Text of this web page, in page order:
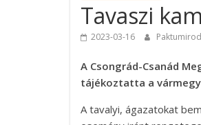
Tavaszi
2023-03-16
A Csongrád-Csanád
tájékoztatta a
A tavalyi, ágazatokat